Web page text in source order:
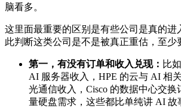
脑看多。
这里面最重要的区别是有些公司是真的进
此判断这类公司是不是被真正重估，至少
第一，有没有订单和收入兑现： 比
AI 服务器收入，HPE 的云与 AI 相
光通信收入，Cisco 的数据中心交换
量硬盘需求，这些都比单纯讲 AI 故